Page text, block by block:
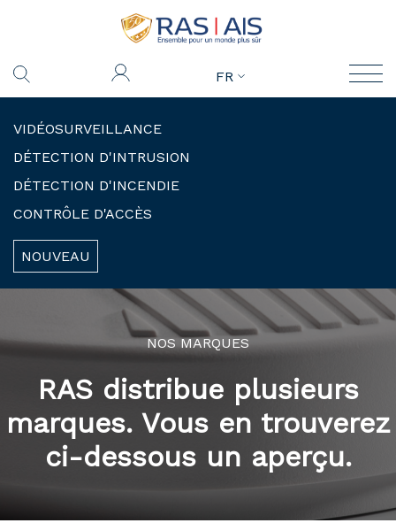
FR
VIDÉOSURVEILLANCE
DÉTECTION D'INTRUSION
DÉTECTION D'INCENDIE
CONTRÔLE D'ACCÈS
NOUVEAU
NOS MARQUES
RAS distribue plusieurs
marques. Vous en trouverez
ci-dessous un aperçu.